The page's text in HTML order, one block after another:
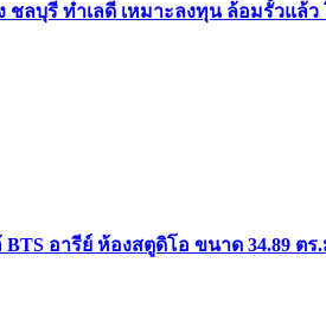
ลบุรี ทำเลดี เหมาะลงทุน ล้อมรั้วแล้ว
อารีย์ ห้องสตูดิโอ ขนาด 34.89 ตร.